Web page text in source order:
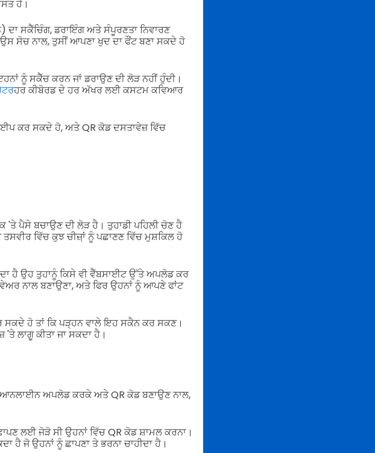
ਹੈ।
ਸਕੈੱਚਿੰਗ, ਡਰਾਇੰਗ ਅਤੇ ਸੰਪੂਰਣਤਾ ਨਿਵਾਰਣ
ਸੋਚ ਨਾਲ, ਤੁਸੀਂ ਆਪਣਾ ਖੁਦ ਦਾ ਫੌਂਟ ਬਣਾ ਸਕਦੇ ਹੋ
ਨੂੰ ਸਕੈੱਚ ਕਰਨ ਜਾਂ ਡਰਾਉਣ ਦੀ ਲੋੜ ਨਹੀਂ ਹੁੰਦੀ।
ਹਰ ਕੀਬੋਰਡ ਦੇ ਹਰ ਅੱਖਰ ਲਈ ਕਸਟਮ ਕਵਿਆਰ
ਕਰ ਸਕਦੇ ਹੋ, ਅਤੇ QR ਕੋਡ ਦਸਤਾਵੇਜ਼ ਵਿੱਚ
ਪੈਸੇ ਬਚਾਉਣ ਦੀ ਲੋੜ ਹੈ। ਤੁਹਾਡੀ ਪਹਿਲੀ ਚੋਣ ਹੈ
ਵਿੱਚ ਕੁਝ ਚੀਜ਼਼ਾਂ ਨੂੰ ਪਛਾਣਣ ਵਿੱਚ ਮੁਸ਼ਕਿਲ ਹੋ
ਹੈ ਉਹ ਤੁਹਾਨੂੰ ਕਿਸੇ ਵੀ ਵੈੱਬਸਾਈਟ ਉੱਤੇ ਅਪਲੋਡ ਕਰ
ਨਾਲ ਬਣਾਉਣਾ, ਅਤੇ ਫਿਰ ਉਹਨਾਂ ਨੂੰ ਆਪਣੇ ਫਾਂਟ
ਸਕਦੇ ਹੋ ਤਾਂ ਕਿ ਪੜ੍ਹਨ ਵਾਲੇ ਇਹ ਸਕੈਨ ਕਰ ਸਕਣ।
ਲਾਗੂ ਕੀਤਾ ਜਾ ਸਕਦਾ ਹੈ।
ਅਪਲੋਡ ਕਰਕੇ ਅਤੇ QR ਕੋਡ ਬਣਾਉਣ ਨਾਲ,
ਲਈ ਜੋੜੋ ਸੀ ਉਹਨਾਂ ਵਿੱਚ QR ਕੋਡ ਸ਼ਾਮਲ ਕਰਨਾ।
ਜੋ ਉਹਨਾਂ ਨੂੰ ਛਾਪਣਾ ਤੇ ਭਰਨਾ ਚਾਹੀਦਾ ਹੈ।